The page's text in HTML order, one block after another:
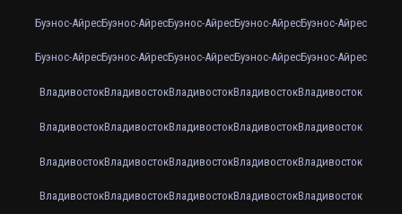
Буэнос-АйресБуэнос-АйресБуэнос-АйресБуэнос-АйресБуэнос-Айрес
Буэнос-АйресБуэнос-АйресБуэнос-АйресБуэнос-АйресБуэнос-Айрес
ВладивостокВладивостокВладивостокВладивостокВладивосток
ВладивостокВладивостокВладивостокВладивостокВладивосток
ВладивостокВладивостокВладивостокВладивостокВладивосток
ВладивостокВладивостокВладивостокВладивостокВладивосток